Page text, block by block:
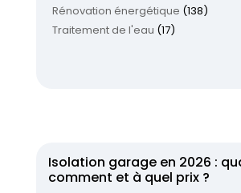
Rénovation énergétique (138)
Traitement de l'eau (17)
Isolation garage en 2026 :
comment et à quel prix ?